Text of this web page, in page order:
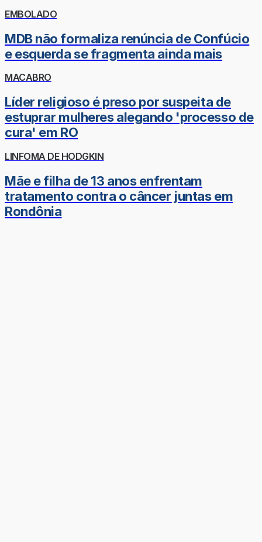
EMBOLADO
MDB não formaliza renúncia de Confúcio
e esquerda se fragmenta ainda mais
MACABRO
Líder religioso é preso por suspeita de
estuprar mulheres alegando 'processo de
cura' em RO
LINFOMA DE HODGKIN
Mãe e filha de 13 anos enfrentam
tratamento contra o câncer juntas em
Rondônia